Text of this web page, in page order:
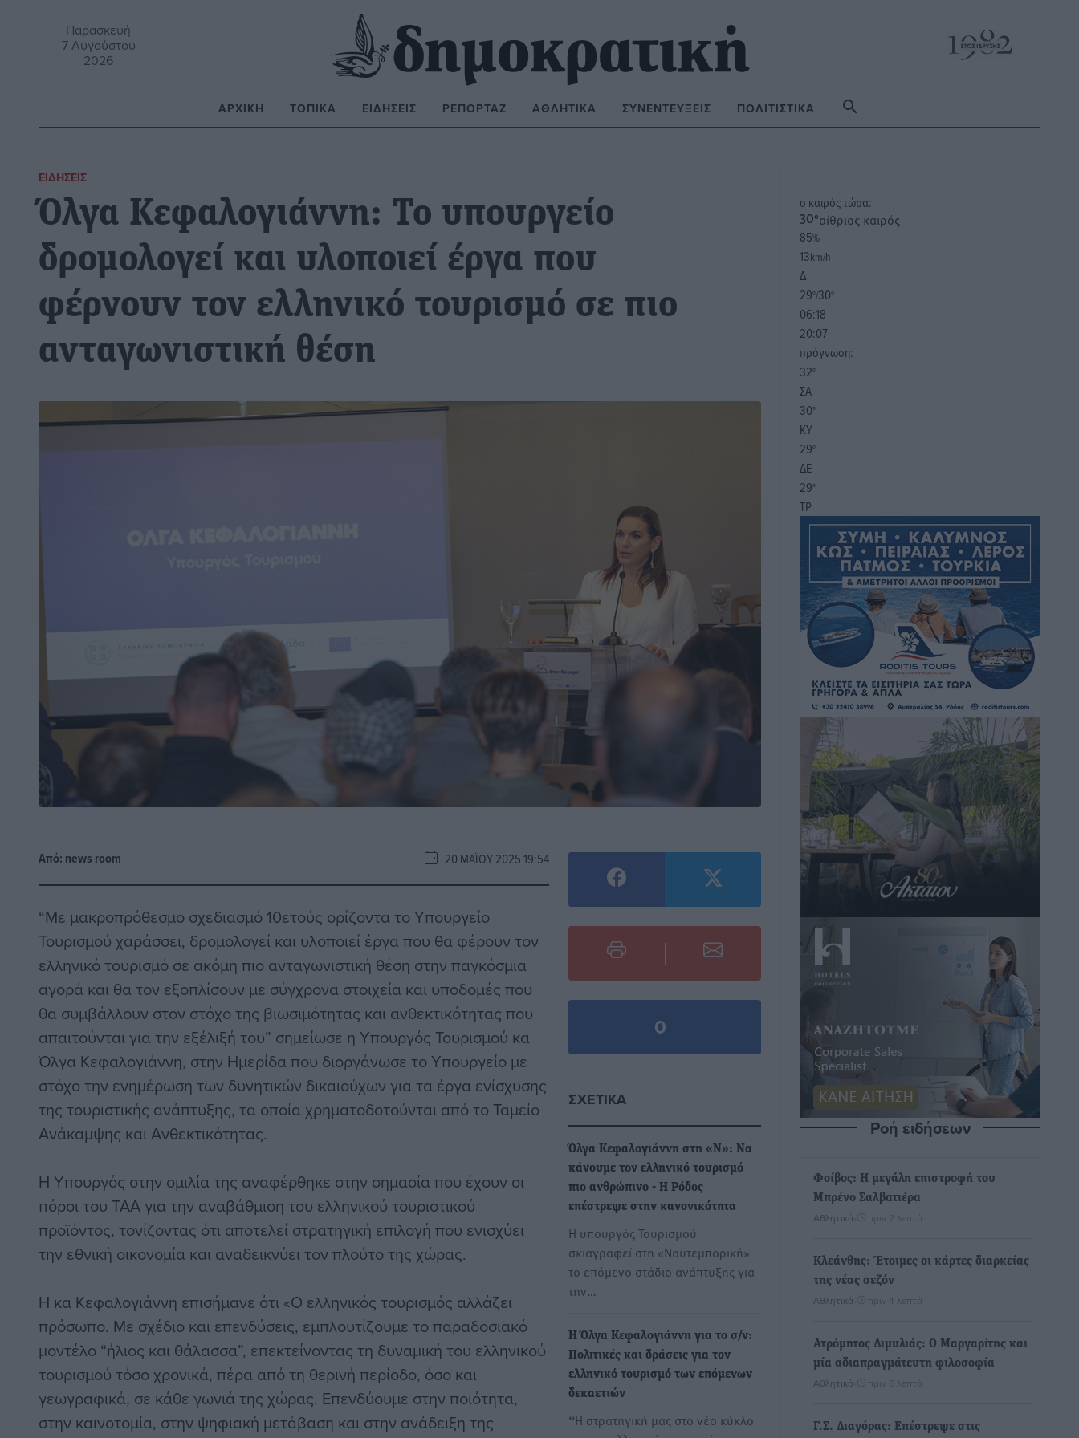
Παρασκευή
7 Αυγούστου
2026
ΑΡΧΙΚΉ ΤΟΠΙΚΆ ΕΙΔΉΣΕΙΣ ΡΕΠΟΡΤΆΖ ΑΘΛΗΤΙΚΆ ΣΥΝΕΝΤΕΎΞΕΙΣ ΠΟΛΙΤΙΣΤΙΚΆ
ΕΙΔΉΣΕΙΣ
Όλγα Κεφαλογιάννη: Το υπουργείο
δρομολογεί και υλοποιεί έργα που
φέρνουν τον ελληνικό τουρισμό σε πιο
ανταγωνιστική θέση
Από: news room 20 ΜΑΪ́ΟΥ 2025 19:54
“Με μακροπρόθεσμο σχεδιασμό 10ετούς ορίζοντα το Υπουργείο
Τουρισμού χαράσσει, δρομολογεί και υλοποιεί έργα που θα φέρουν τον
ελληνικό τουρισμό σε ακόμη πιο ανταγωνιστική θέση στην παγκόσμια
αγορά και θα τον εξοπλίσουν με σύγχρονα στοιχεία και υποδομές που
θα συμβάλλουν στον στόχο της βιωσιμότητας και ανθεκτικότητας που
απαιτούνται για την εξέλιξή του” σημείωσε η Υπουργός Τουρισμού κα
Όλγα Κεφαλογιάννη, στην Ημερίδα που διοργάνωσε το Υπουργείο με
στόχο την ενημέρωση των δυνητικών δικαιούχων για τα έργα ενίσχυσης
της τουριστικής ανάπτυξης, τα οποία χρηματοδοτούνται από το Ταμείο
Ανάκαμψης και Ανθεκτικότητας.
Η Υπουργός στην ομιλία της αναφέρθηκε στην σημασία που έχουν οι
πόροι του ΤΑΑ για την αναβάθμιση του ελληνικού τουριστικού
προϊόντος, τονίζοντας ότι αποτελεί στρατηγική επιλογή που ενισχύει
την εθνική οικονομία και αναδεικνύει τον πλούτο της χώρας.
Η κα Κεφαλογιάννη επισήμανε ότι «Ο ελληνικός τουρισμός αλλάζει
πρόσωπο. Με σχέδιο και επενδύσεις, εμπλουτίζουμε το παραδοσιακό
μοντέλο “ήλιος και θάλασσα”, επεκτείνοντας τη δυναμική του ελληνικού
τουρισμού τόσο χρονικά, πέρα από τη θερινή περίοδο, όσο και
γεωγραφικά, σε κάθε γωνιά της χώρας. Επενδύουμε στην ποιότητα,
στην καινοτομία, στην ψηφιακή μετάβαση και στην ανάδειξη της
0
ΣΧΕΤΙΚΆ
Όλγα Κεφαλογιάννη στη «Ν»: Να
κάνουμε τον ελληνικό τουρισμό
πιο ανθρώπινο - Η Ρόδος
επέστρεψε στην κανονικότητα
Η υπουργός Τουρισμού
σκιαγραφεί στη «Ναυτεμπορική»
το επόμενο στάδιο ανάπτυξης για
την…
H Όλγα Κεφαλογιάννη για το σ/ν:
Πολιτικές και δράσεις για τον
ελληνικό τουρισμό των επόμενων
δεκαετιών
‘‘Η στρατηγική μας στο νέο κύκλο
o καιρός τώρα:
30°αίθριος καιρός
85%
13km/h
Δ
29°/30°
06:18
20:07
πρόγνωση:
32°
ΣΑ
30°
ΚΥ
29°
ΔΕ
29°
ΤΡ
Ροή ειδήσεων
Φοίβος: Η μεγάλη επιστροφή του
Μπρένο Σαλβατιέρα
Αθλητικά πριν 2 λεπτά
Κλεάνθης: Έτοιμες οι κάρτες διαρκείας
της νέας σεζόν
Αθλητικά πριν 4 λεπτά
Ατρόμητος Διμυλιάς: Ο Μαργαρίτης και
μία αδιαπραγμάτευτη φιλοσοφία
Αθλητικά πριν 6 λεπτά
Γ.Σ. Διαγόρας: Επέστρεψε στις